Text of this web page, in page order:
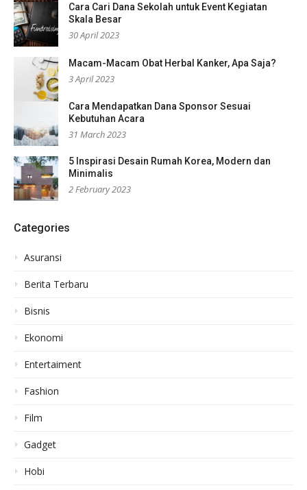
Cara Cari Dana Sekolah untuk Event Kegiatan
Skala Besar
30 April 2023
Macam-Macam Obat Herbal Kanker, Apa Saja?
3 April 2023
Cara Mendapatkan Dana Sponsor Sesuai
Kebutuhan Acara
31 March 2023
5 Inspirasi Desain Rumah Korea, Modern dan
Minimalis
2 February 2023
Categories
Asuransi
Berita Terbaru
Bisnis
Ekonomi
Entertaiment
Fashion
Film
Gadget
Hobi